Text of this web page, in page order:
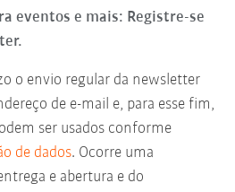
eventos e mais: Registre-se
o envio regular da newsletter
de e-mail e, para esse fim,
ser usados conforme
de dados. Ocorre uma
e abertura e do